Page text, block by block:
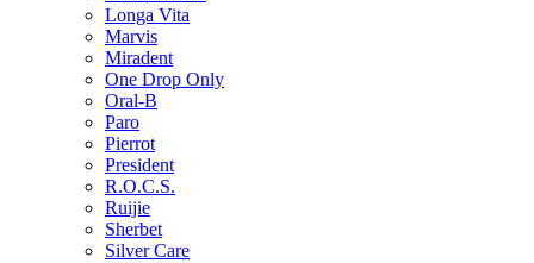
Longa Vita
Marvis
Miradent
One Drop Only
Oral-B
Paro
Pierrot
President
R.O.C.S.
Ruijie
Sherbet
Silver Care